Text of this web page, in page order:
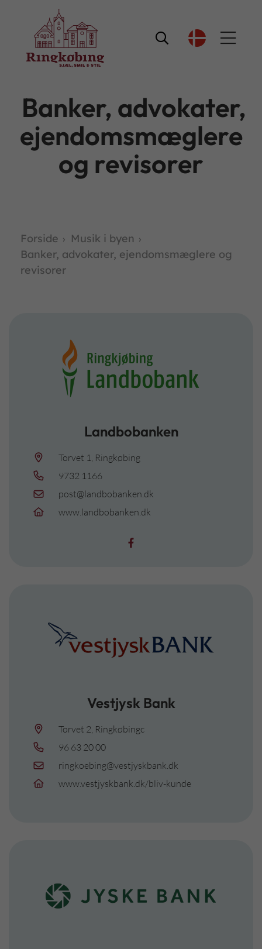

Banker, advokater,
ejendomsmæglere
og revisorer
Forside
Musik i byen
Banker, advokater, ejendomsmæglere og
revisorer
Landbobanken
Torvet 1, Ringkøbing
9732 1166
post@landbobanken.dk
www.landbobanken.dk
Vestjysk Bank
Torvet 2, Ringkøbingc
96 63 20 00
ringkoebing@vestjyskbank.dk
www.vestjyskbank.dk/bliv-kunde